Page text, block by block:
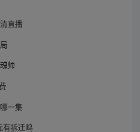
直播
师
一集
拆迁鸣